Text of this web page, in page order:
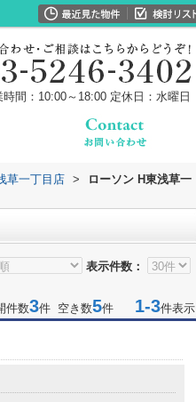
時間：10:00～18:00 定休日：水曜日
草一丁目店 >
ローソン H東浅草一
表示件数：
件数3件 空き数5件 1-3件表示